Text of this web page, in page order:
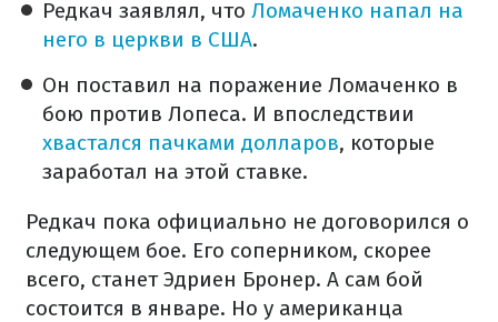
Редкач заявлял, что Ломаченко напал на
него в церкви в США.
Он поставил на поражение Ломаченко в
бою против Лопеса. И впоследствии
хвастался пачками долларов, которые
заработал на этой ставке.
Редкач пока официально не договорился о
следующем бое. Его соперником, скорее
всего, станет Эдриен Бронер. А сам бой
состоится в январе. Но у американца